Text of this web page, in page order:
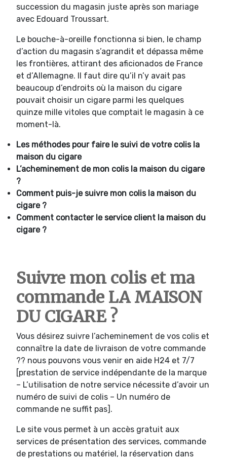
succession du magasin juste après son mariage
avec Edouard Troussart.
Le bouche-à-oreille fonctionna si bien, le champ
d’action du magasin s’agrandit et dépassa même
les frontières, attirant des aficionados de France
et d’Allemagne. Il faut dire qu’il n’y avait pas
beaucoup d’endroits où la maison du cigare
pouvait choisir un cigare parmi les quelques
quinze mille vitoles que comptait le magasin à ce
moment-là.
Les méthodes pour faire le suivi de votre colis la
maison du cigare
L’acheminement de mon colis la maison du cigare
?
Comment puis-je suivre mon colis la maison du
cigare ?
Comment contacter le service client la maison du
cigare ?
Suivre mon colis et ma
commande LA MAISON
DU CIGARE ?
Vous désirez suivre l’acheminement de vos colis et
connaître la date de livraison de votre commande
?? nous pouvons vous venir en aide H24 et 7/7
[prestation de service indépendante de la marque
– L’utilisation de notre service nécessite d’avoir un
numéro de suivi de colis – Un numéro de
commande ne suffit pas].
Le site vous permet à un accès gratuit aux
services de présentation des services, commande
de prestations ou matériel, la réservation dans